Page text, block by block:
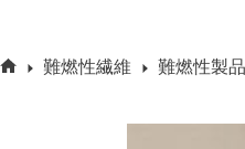
難燃性繊維 難燃性製品